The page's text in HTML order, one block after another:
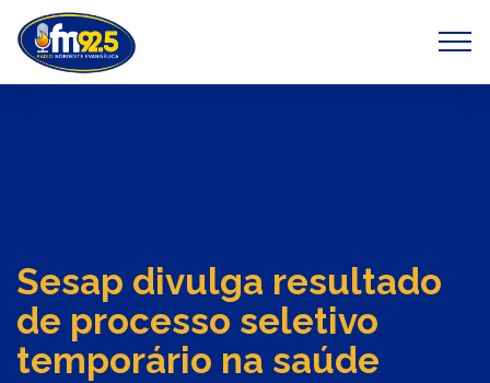
Previous Next
Sesap divulga resultado
de processo seletivo
temporário na saúde